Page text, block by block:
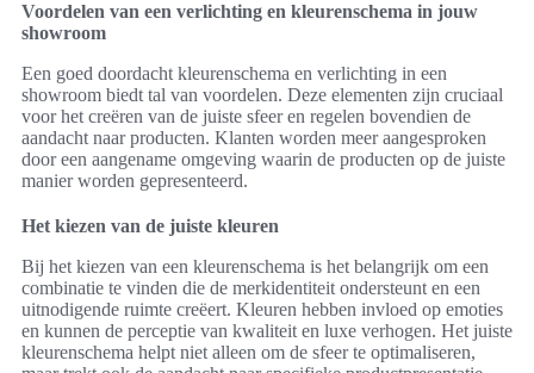
Voordelen van een verlichting en kleurenschema in jouw
showroom
Een goed doordacht kleurenschema en verlichting in een
showroom biedt tal van voordelen. Deze elementen zijn cruciaal
voor het creëren van de juiste sfeer en regelen bovendien de
aandacht naar producten. Klanten worden meer aangesproken
door een aangename omgeving waarin de producten op de juiste
manier worden gepresenteerd.
Het kiezen van de juiste kleuren
Bij het kiezen van een kleurenschema is het belangrijk om een
combinatie te vinden die de merkidentiteit ondersteunt en een
uitnodigende ruimte creëert. Kleuren hebben invloed op emoties
en kunnen de perceptie van kwaliteit en luxe verhogen. Het juiste
kleurenschema helpt niet alleen om de sfeer te optimaliseren,